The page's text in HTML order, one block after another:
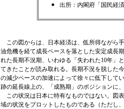
出所：内閣府「国民経
この図からは、日本経済は、低所得ながら
油危機を経て成長ペースを落とした安定成長
れた長期不況期、いわゆる「失われた10年」
てきたことが読み取れる。長期不況を脱した
の減少ペースの加速によって徐々に低下して
跡の延長線上の、「成熟期」のポジションに
この状況は日本に特有なものではない。図
域の状況をプロットしたものである（ただし